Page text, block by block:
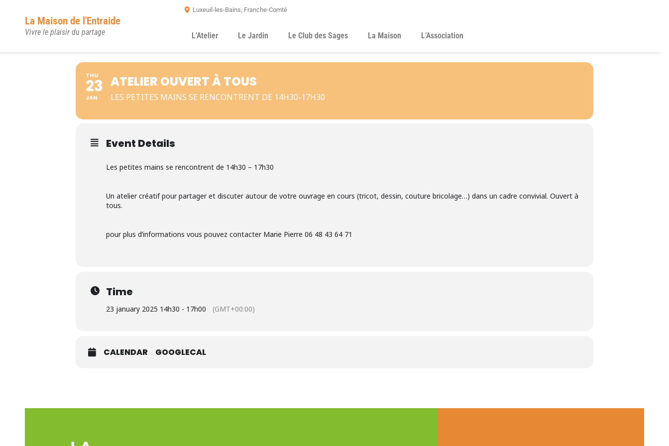
La Maison de l'Entraide
Vivre le plaisir du partage
Luxeuil-les-Bains, Franche-Comté
L’Atelier Le Jardin Le Club des Sages La Maison L’Association
THU
23
JAN
ATELIER OUVERT À TOUS
LES PETITES MAINS SE RENCONTRENT DE 14H30-17H30
Event Details
Les petites mains se rencontrent de 14h30 – 17h30
Un atelier créatif pour partager et discuter autour de votre ouvrage en cours (tricot, dessin, couture bricolage…) dans un cadre convivial. Ouvert à
tous.
pour plus d’informations vous pouvez contacter Marie Pierre 06 48 43 64 71
Time
23 january 2025 14h30 - 17h00 (GMT+00:00)
CALENDAR GOOGLECAL